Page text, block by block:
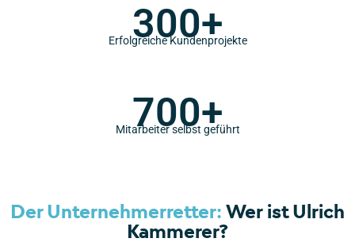
300+
Erfolgreiche Kundenprojekte
700+
Mitarbeiter selbst geführt
Der Unternehmerretter:Wer ist Ulrich
Kammerer?